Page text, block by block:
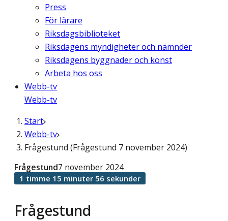
Press
För lärare
Riksdagsbiblioteket
Riksdagens myndigheter och nämnder
Riksdagens byggnader och konst
Arbeta hos oss
Webb-tv
Webb-tv
Start
Webb-tv
Frågestund (Frågestund 7 november 2024)
Frågestund
Frågestund7 november 2024
1 timme 15 minuter 56 sekunder